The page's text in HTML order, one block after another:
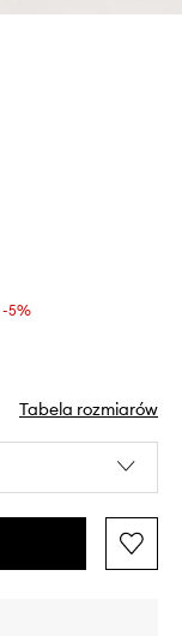
-5%
Tabela rozmiarów